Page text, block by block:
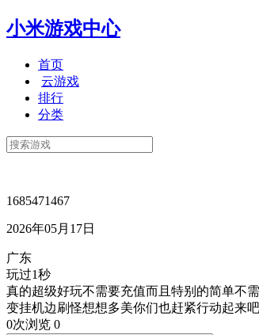
小米游戏中心
首页
云游戏
排行
分类
1685471467
2026年05月17日
广东
玩过1秒
真的超级好玩不需要充值而且特别的简单不
变挂机边刷怪想想多美你们也赶紧行动起来吧
0次浏览 0